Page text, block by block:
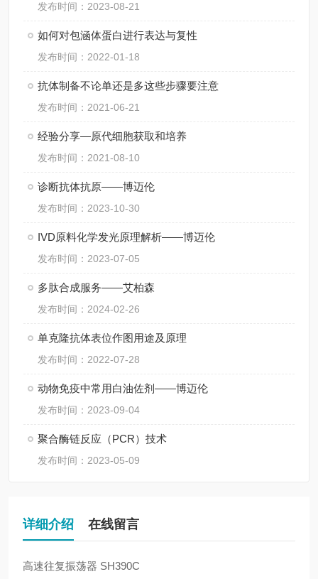
发布时间：2023-08-21
如何对包涵体蛋白进行表达与复性
发布时间：2022-01-18
抗体制备不论单还是多这些步骤要注意
发布时间：2021-06-21
经验分享—原代细胞获取和培养
发布时间：2021-08-10
诊断抗体抗原——博迈伦
发布时间：2023-10-30
IVD原料化学发光原理解析——博迈伦
发布时间：2023-07-05
多肽合成服务——艾柏森
发布时间：2024-02-26
单克隆抗体表位作图用途及原理
发布时间：2022-07-28
动物免疫中常用白油佐剂——博迈伦
发布时间：2023-09-04
聚合酶链反应（PCR）技术
发布时间：2023-05-09
详细介绍 在线留言
高速往复振荡器 SH390C